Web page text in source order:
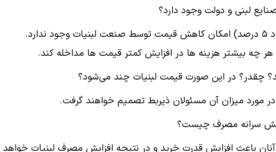
لبنی و دولت وجود دارد؟
با توجه به سود ناچیز صنعت لبنی (حدود ۵ درصد) امکان کاهش قیمت توسط صنعت لبنیات وجود ندارد.
چه بیشتر هزینه ها در افزایش کمتر قیمت ها مداخله کند.
چقدر؟ در این صورت قیمت لبنیات چند می‌شود؟
مورد میزان آن مسئولان ذیربط تصمیم خواهند گرفت.
سرانه مصرف چیست؟
آنان باعث افزایش قدرت خرید و در نتیجه افزایش مصرف لبنیات خواهد